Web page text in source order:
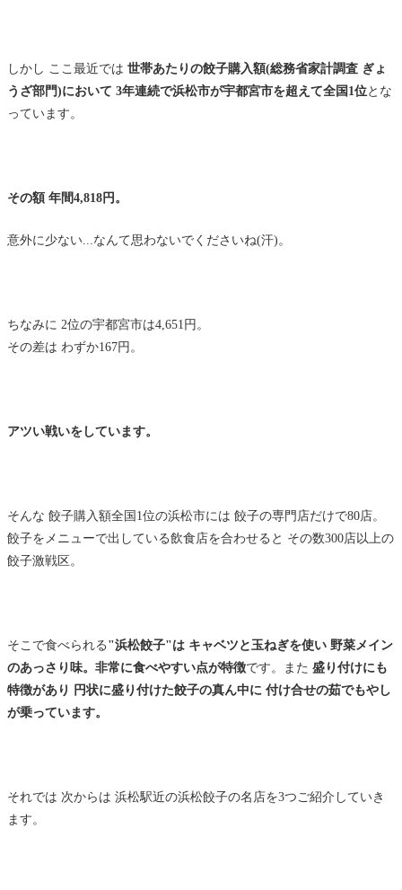
しかし ここ最近では 世帯あたりの餃子購入額(総務省家計調査 ぎょ
うざ部門)において 3年連続で浜松市が宇都宮市を超えて全国1位とな
っています。
その額 年間4,818円。
意外に少ない...なんて思わないでくださいね(汗)。
ちなみに 2位の宇都宮市は4,651円。
その差は わずか167円。
アツい戦いをしています。
そんな 餃子購入額全国1位の浜松市には 餃子の専門店だけで80店。
餃子をメニューで出している飲食店を合わせると その数300店以上の
餃子激戦区。
そこで食べられる"浜松餃子"は キャベツと玉ねぎを使い 野菜メイン
のあっさり味。非常に食べやすい点が特徴です。また 盛り付けにも
特徴があり 円状に盛り付けた餃子の真ん中に 付け合せの茹でもやし
が乗っています。
それでは 次からは 浜松駅近の浜松餃子の名店を3つご紹介していき
ます。